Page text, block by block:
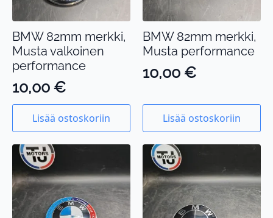
BMW 82mm merkki,
Musta valkoinen
performance
10,00 €
Lisää ostoskoriin
BMW 82mm merkki,
Musta performance
10,00 €
Lisää ostoskoriin